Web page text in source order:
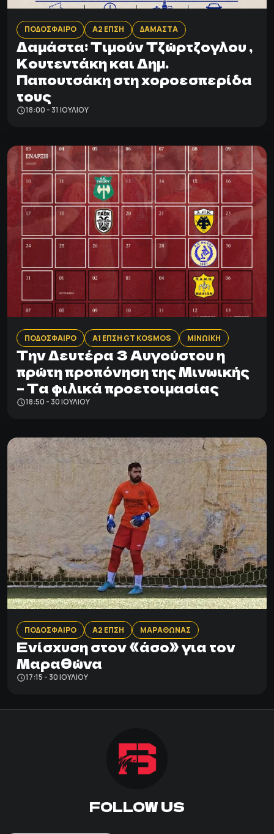
ΠΟΔΟΣΦΑΙΡΟ Α2 ΕΠΣΗ ΔΑΜΑΣΤΑ
Δαμάστα: Tιμούν Τζώρτζογλου ,
Κουτεντάκη και Δημ.
Παπουτσάκη στη χοροεσπερίδα
τους
18:00 - 31 ΙΟΥΛΊΟΥ
ΠΟΔΟΣΦΑΙΡΟ Α1 ΕΠΣΗ GT KOSMOS ΜΙΝΩΙΚΗ
Tην Δευτέρα 3 Αυγούστου η
πρώτη προπόνηση της Μινωικής
– Τα φιλικά προετοιμασίας
18:50 - 30 ΙΟΥΛΊΟΥ
ΠΟΔΟΣΦΑΙΡΟ Α2 ΕΠΣΗ ΜΑΡΑΘΩΝΑΣ
Ενίσχυση στον «άσο» για τον
Μαραθώνα
17:15 - 30 ΙΟΥΛΊΟΥ
FOLLOW US